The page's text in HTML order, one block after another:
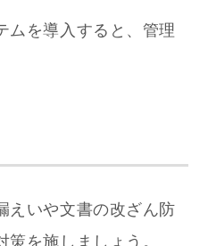
ムを導入すると、管理
えいや文書の改ざん防
を施しましょう。